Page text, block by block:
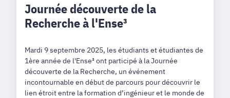
Journée découverte de la
Recherche à l'Ense³
Mardi 9 septembre 2025, les étudiants et étudiantes de
1ère année de l'Ense³ ont participé à la Journée
découverte de la Recherche, un événement
incontournable en début de parcours pour découvrir le
lien étroit entre la formation d’ingénieur et le monde de